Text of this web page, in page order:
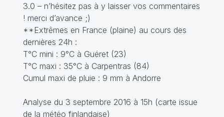
3.0 – n’hésitez pas à y laisser vos commentaires
! merci d’avance ;)
**Extrêmes en France (plaine) au cours des
dernières 24h :
T°C mini : 9°C à Guéret (23)
T°C maxi : 35°C à Carpentras (84)
Cumul maxi de pluie : 9 mm à Andorre
Analyse du 3 septembre 2016 à 15h (carte issue
de la météo finlandaise)